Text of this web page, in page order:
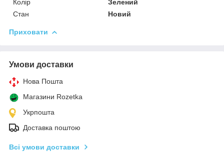
Колір
Зелений
Стан
Новий
Приховати
Умови доставки
Нова Пошта
Магазини Rozetka
Укрпошта
Доставка поштою
Всі умови доставки